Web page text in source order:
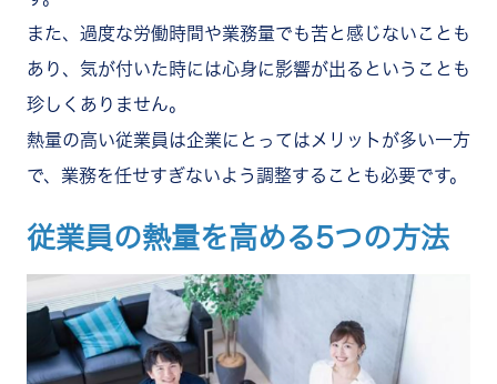
また、過度な労働時間や業務量でも苦と感じないことも
あり、気が付いた時には心身に影響が出るということも
珍しくありません。
熱量の高い従業員は企業にとってはメリットが多い一方
で、業務を任せすぎないよう調整することも必要です。
従業員の熱量を高める5つの方法